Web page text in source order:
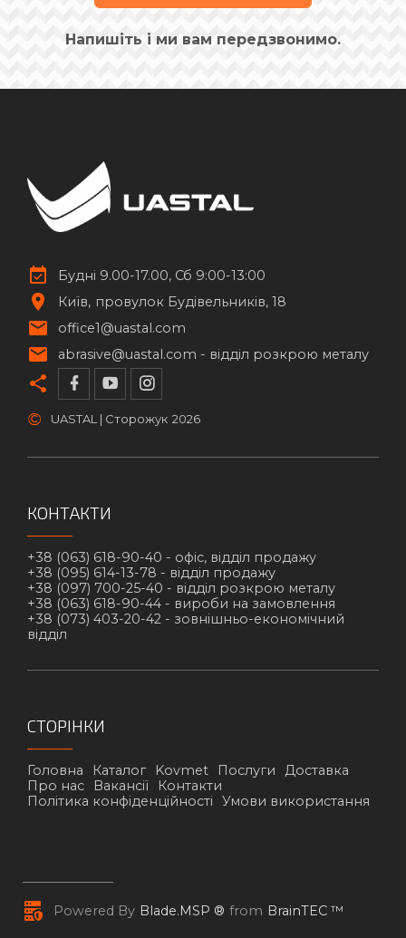
Напишіть і ми вам передзвонимо.
Будні 9.00-17.00, Сб 9:00-13:00
Київ
провулок Будівельників, 18
office1@uastal.com
abrasive@uastal.com - відділ розкрою металу
© UASTAL | Сторожук 2026
КОНТАКТИ
+38 (063) 618-90-40 - офіс, відділ продажу
+38 (095) 614-13-78 - відділ продажу
+38 (097) 700-25-40 - відділ розкрою металу
+38 (063) 618-90-44 - вироби на замовлення
+38 (073) 403-20-42 - зовнішньо-економічний
відділ
СТОРІНКИ
Головна Каталог Kovmet Послуги
Доставка
Про нас
Вакансії
Контакти
Політика конфіденційності
Умови використання
Powered By Blade.MSP ® from BrainTEC ™